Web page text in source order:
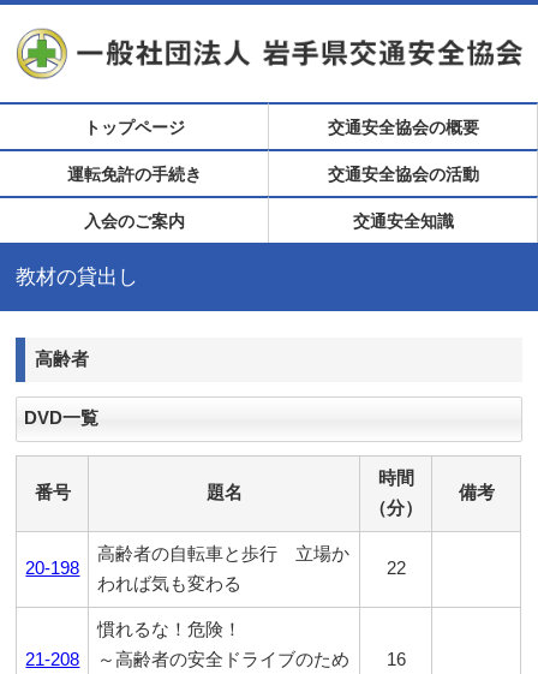
トップページ 交通安全協会の概要
運転免許の手続き 交通安全協会の活動
入会のご案内 交通安全知識
教材の貸出し
高齢者
DVD一覧
番号 題名
時間
（分）
備考
20-198
高齢者の自転車と歩行 立場か
われば気も変わる
22
21-208
慣れるな！危険！
～高齢者の安全ドライブのため
16